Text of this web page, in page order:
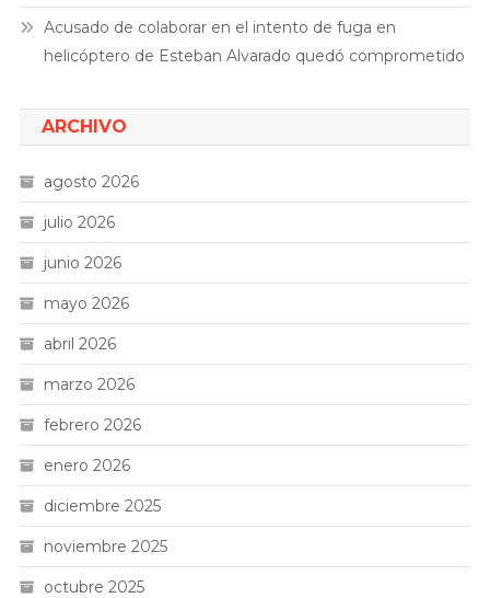
Acusado de colaborar en el intento de fuga en
helicóptero de Esteban Alvarado quedó comprometido
ARCHIVO
agosto 2026
julio 2026
junio 2026
mayo 2026
abril 2026
marzo 2026
febrero 2026
enero 2026
diciembre 2025
noviembre 2025
octubre 2025